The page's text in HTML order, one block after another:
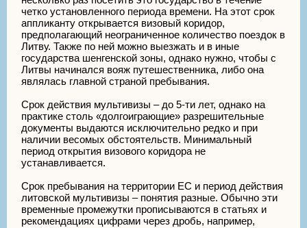
четко установленного периода времени. На этот срок
аппликанту открывается визовый коридор,
предполагающий неограниченное количество поездок в
Литву. Также по ней можно выезжать и в иные
государства шенгенской зоны, однако нужно, чтобы с
Литвы начинался вояж путешественника, либо она
являлась главной страной пребывания.
Срок действия мультивизы – до 5-ти лет, однако на
практике столь «долгоиграющие» разрешительные
документы выдаются исключительно редко и при
наличии весомых обстоятельств. Минимальный
период открытия визового коридора не
устанавливается.
Срок пребывания на территории ЕС и период действия
литовской мультивизы – понятия разные. Обычно эти
временные промежутки прописываются в статьях и
рекомендациях цифрами через дробь, например,